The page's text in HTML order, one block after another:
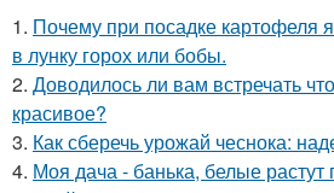
1. Почему при посадке картофеля
в лунку горох или бобы.
2. Доводилось ли вам встречать
красивое?
3. Как сберечь урожай чеснока:
4. Моя дача - банька, белые растут